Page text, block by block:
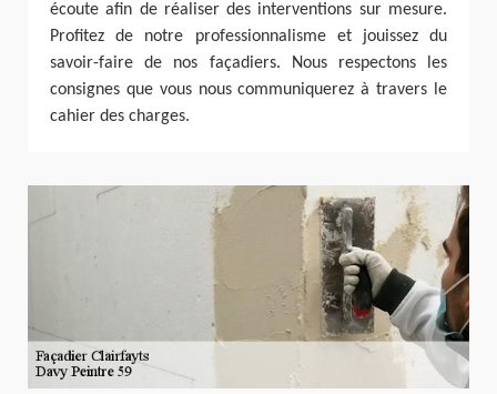
écoute afin de réaliser des interventions sur mesure.
Profitez de notre professionnalisme et jouissez du
savoir-faire de nos façadiers. Nous respectons les
consignes que vous nous communiquerez à travers le
cahier des charges.